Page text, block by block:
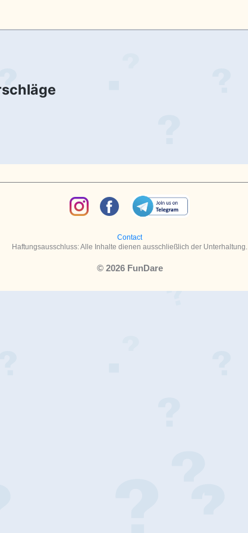
Contact
Haftungsausschluss: Alle Inhalte dienen ausschließlich der Unterhaltung.
© 2026 FunDare